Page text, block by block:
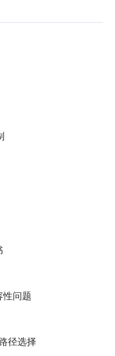
问题
径选择